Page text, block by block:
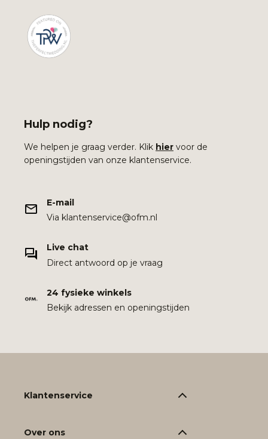
Hulp nodig?
We helpen je graag verder. Klik hier voor de
openingstijden van onze klantenservice.
E-mail
Via klantenservice@ofm.nl
Live chat
Direct antwoord op je vraag
24 fysieke winkels
Bekijk adressen en openingstijden
Klantenservice
Over ons